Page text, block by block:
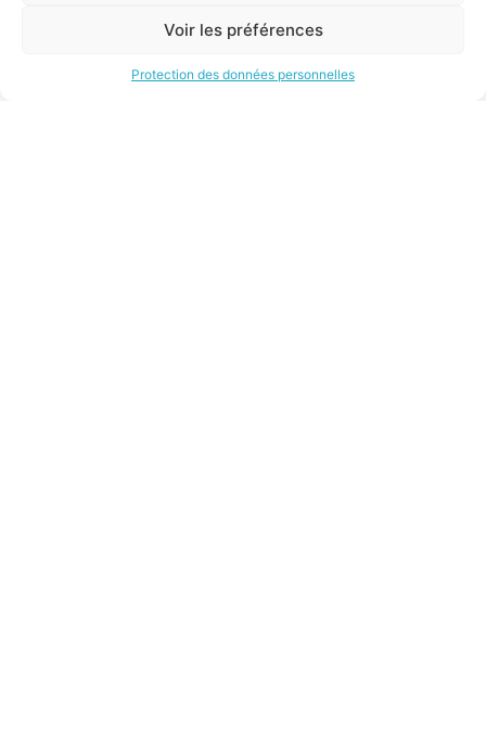
Voir les préférences
Protection des données personnelles
susciter de vives interrogations. À travers une question
30 avril 2026
10:09